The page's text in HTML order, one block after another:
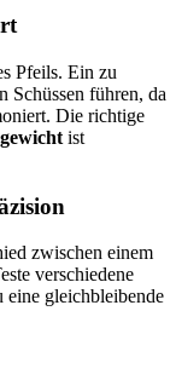
Pfeils. Ein zu
Schüssen führen, da
Die richtige
ist
zwischen einem
verschiedene
eine gleichbleibende